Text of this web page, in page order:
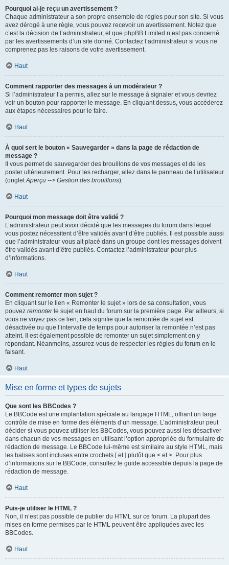
Pourquoi ai-je reçu un avertissement ?
Chaque administrateur a son propre ensemble de règles pour son site. Si vous
avez dérogé à une règle, vous pouvez recevoir un avertissement. Notez que
c’est la décision de l’administrateur, et que phpBB Limited n’est pas concerné
par les avertissements d’un site donné. Contactez l’administrateur si vous ne
comprenez pas les raisons de votre avertissement.
Haut
Comment rapporter des messages à un modérateur ?
Si l’administrateur l’a permis, allez sur le message à signaler et vous devriez
voir un bouton pour rapporter le message. En cliquant dessus, vous accéderez
aux étapes nécessaires pour le faire.
Haut
À quoi sert le bouton « Sauvegarder » dans la page de rédaction de
message ?
Il vous permet de sauvegarder des brouillons de vos messages et de les
poster ultérieurement. Pour les recharger, allez dans le panneau de l’utilisateur
(onglet Aperçu --> Gestion des brouillons).
Haut
Pourquoi mon message doit être validé ?
L’administrateur peut avoir décidé que les messages du forum dans lequel
vous postez nécessitent d’être validés avant d’être publiés. Il est possible aussi
que l’administrateur vous ait placé dans un groupe dont les messages doivent
être validés avant d’être publiés. Contactez l’administrateur pour plus
d’informations.
Haut
Comment remonter mon sujet ?
En cliquant sur le lien « Remonter le sujet » lors de sa consultation, vous
pouvez remonterle sujet en haut du forum sur la première page. Par ailleurs, si
vous ne voyez pas ce lien, cela signifie que la remontée de sujet est
désactivée ou que l’intervalle de temps pour autoriser la remontée n’est pas
atteint. Il est également possible de remonter un sujet simplement en y
répondant. Néanmoins, assurez-vous de respecter les règles du forum en le
faisant.
Haut
Mise en forme et types de sujets
Que sont les BBCodes ?
Le BBCode est une implantation spéciale au langage HTML, offrant un large
contrôle de mise en forme des éléments d’un message. L’administrateur peut
décider si vous pouvez utiliser les BBCodes, vous pouvez aussi les désactiver
dans chacun de vos messages en utilisant l’option appropriée du formulaire de
rédaction de message. Le BBCode lui-même est similaire au style HTML, mais
les balises sont incluses entre crochets [ et ] plutôt que < et >. Pour plus
d’informations sur le BBCode, consultez le guide accessible depuis la page de
rédaction de message.
Haut
Puis-je utiliser le HTML ?
Non, il n’est pas possible de publier du HTML sur ce forum. La plupart des
mises en forme permises par le HTML peuvent être appliquées avec les
BBCodes.
Haut